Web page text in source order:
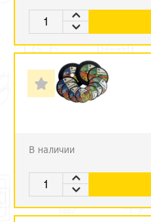
В наличии